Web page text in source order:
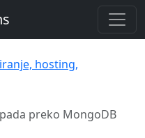
hosting,
preko MongoDB